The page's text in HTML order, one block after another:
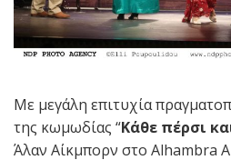
Με μεγάλη επιτυχία
της κωμωδίας “Κάθε πέρσι
Άλαν Αίκμπορν στο Alhambra